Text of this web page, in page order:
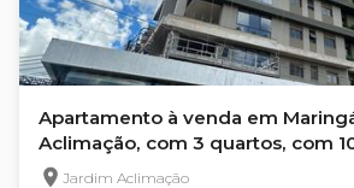
Apartamento à venda em
Aclimação, com 3 quartos, com
635Jardim Aclimação